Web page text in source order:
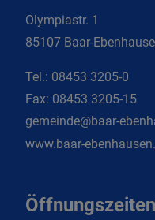
Olympiastr. 1
85107 Baar-
Tel.: 08453 3205-0
Fax: 08453 3205-15
gemeinde@baar-
www.baar-